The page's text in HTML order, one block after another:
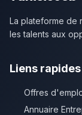
La plateforme de
les talents aux
Liens rapides
Offres
Annuaire